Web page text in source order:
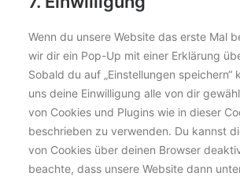
Wenn du unsere Website das erste Mal
wir dir ein Pop-Up mit einer Erklärung
Sobald du auf „Einstellungen speichern“
uns deine Einwilligung alle von dir
von Cookies und Plugins wie in dieser
beschrieben zu verwenden. Du kannst
von Cookies über deinen Browser
beachte, dass unsere Website dann